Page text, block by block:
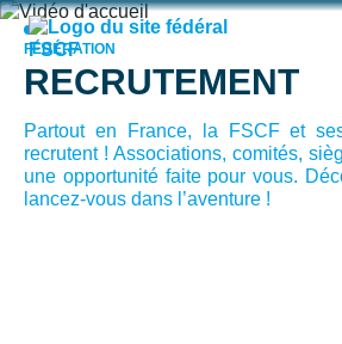
FÉDÉRATION
RECRUTEMENT
Partout en France, la FSCF et
recrutent ! Associations, comités,
une opportunité faite pour vous.
lancez-vous dans l’aventure !